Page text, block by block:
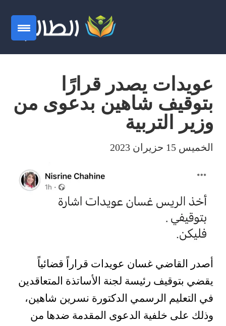
عويدات يصدر قرارًا
بتوقيف شاهين بدعوى من
وزير التربية
الخميس 15 حزيران 2023
أصدر القاضي غسان عويدات قراراً قضائياً
يقضي بتوقيف رئيسة لجنة الأساتذة المتعاقدين
في التعليم الرسمي الدكتورة نسرين شاهين،
وذلك على خلفية الدعوى المقدمة ضدها من